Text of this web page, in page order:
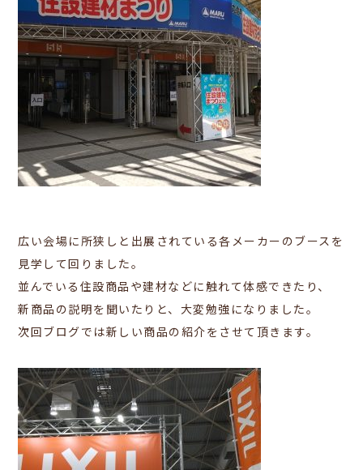
広い会場に所狭しと出展されている各メーカーのブースを
見学して回りました。
並んでいる住設商品や建材などに触れて体感できたり、
新商品の説明を聞いたりと、大変勉強になりました。
次回ブログでは新しい商品の紹介をさせて頂きます。